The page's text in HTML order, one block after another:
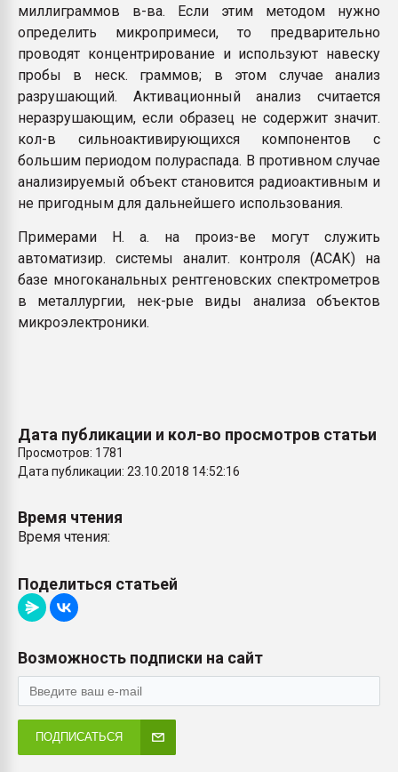
миллиграммов в-ва. Если этим методом нужно
определить микропримеси, то предварительно
проводят концентрирование и используют навеску
пробы в неск. граммов; в этом случае анализ
разрушающий. Активационный анализ считается
неразрушающим, если образец не содержит значит.
кол-в сильноактивирующихся компонентов с
большим периодом полураспада. В противном случае
анализируемый объект становится радиоактивным и
не пригодным для дальнейшего использования.
Примерами Н. а. на произ-ве могут служить
автоматизир. системы аналит. контроля (АСАК) на
базе многоканальных рентгеновских спектрометров
в металлургии, нек-рые виды анализа объектов
микроэлектроники.
Дата публикации и кол-во просмотров статьи
Просмотров: 1781
Дата публикации: 23.10.2018 14:52:16
Время чтения
Время чтения:
Поделиться статьей
Возможность подписки на сайт
ПОДПИСАТЬСЯ